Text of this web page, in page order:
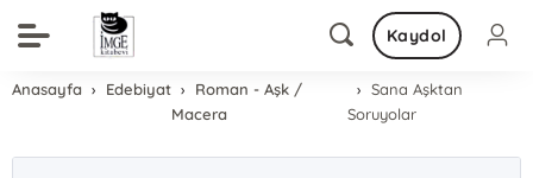
Kaydol
Anasayfa Edebiyat
Roman - Aşk /
Macera
Sana Aşktan
Soruyolar